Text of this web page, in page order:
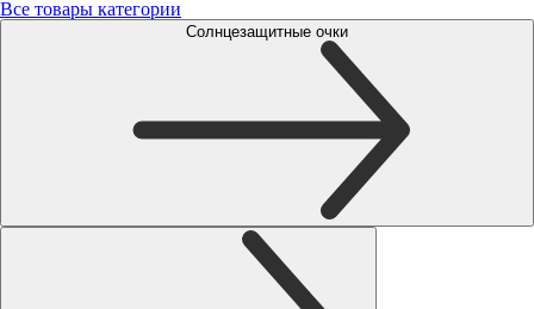
Все товары категории
Солнцезащитные очки